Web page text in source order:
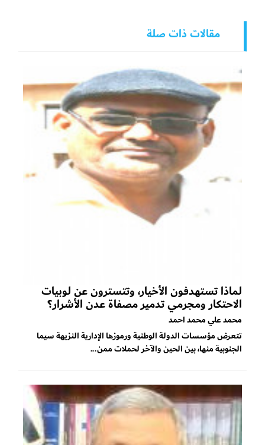
مقالات ذات صلة
لماذا تستهدفون الأخيار، وتتسترون عن لوبيات
الاحتكار ومجرمي تدمير مصفاة عدن الأشرار؟
محمد علي محمد احمد
تتعرض مؤسسات الدولة الوطنية ورموزها الإدارية النزيهة سيما
الجنوبية منها، بين الحين والآخر لحملات ممن...